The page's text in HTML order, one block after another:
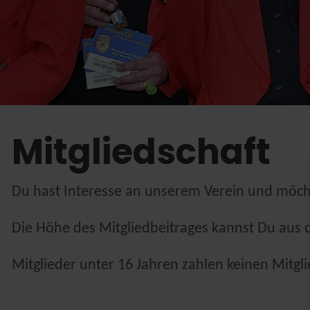
Mitgliedschaft
Du hast Interesse an unserem Verein und
Die Höhe des Mitgliedbeitrages kannst Du
Mitglieder unter 16 Jahren zahlen keinen